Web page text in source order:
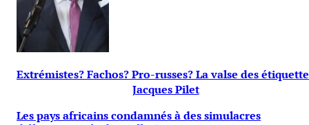
Extrémistes? Fachos? Pro-russes? La valse des
Jacques Pilet
Les pays africains condamnés à des simulacres